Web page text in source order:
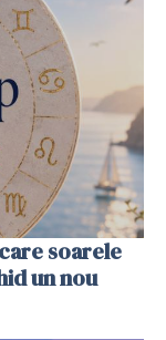
soarele
un nou